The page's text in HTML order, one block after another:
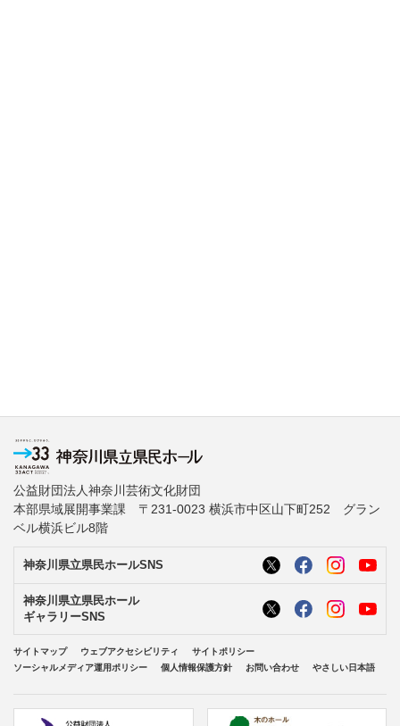
公益財団法人神奈川芸術文化財団
本部県域展開事業課 〒231-0023 横浜市中区山下町252 グラン
ベル横浜ビル8階
神奈川県立県民ホールSNS
神奈川県立県民ホール
ギャラリーSNS
サイトマップ ウェブアクセシビリティ
サイトポリシー
ソーシャルメディア運用ポリシー
個人情報保護方針 お問い合わせ やさしい日本語